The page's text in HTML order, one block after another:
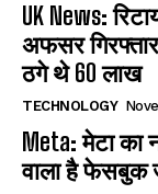
UK News:
अफसर
ठगे थे 60 लाख
TECHNOLOGY
Meta: मेटा का
वाला है फेसबुक